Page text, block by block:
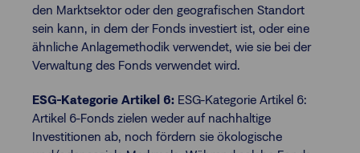
den Marktsektor oder den geografischen Standort
sein kann, in dem der Fonds investiert ist, oder eine
ähnliche Anlagemethodik verwendet, wie sie bei der
Verwaltung des Fonds verwendet wird.
ESG-Kategorie Artikel 6: ESG-Kategorie Artikel 6:
Artikel 6-Fonds zielen weder auf nachhaltige
Investitionen ab, noch fördern sie ökologische